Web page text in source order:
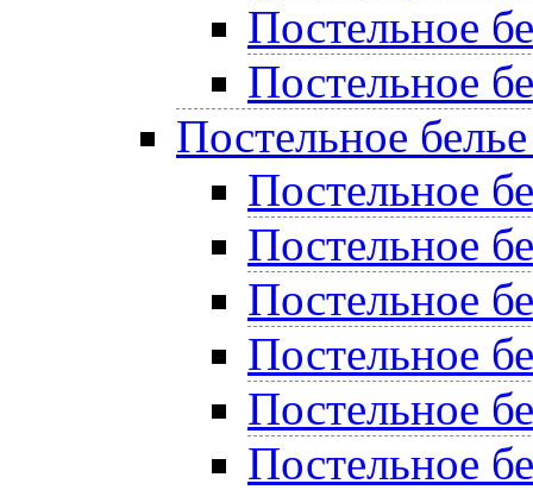
Постельное
Постельное
Постельное
Постельное
Постельное
Постельное
Постельное
Постельное
Постельное